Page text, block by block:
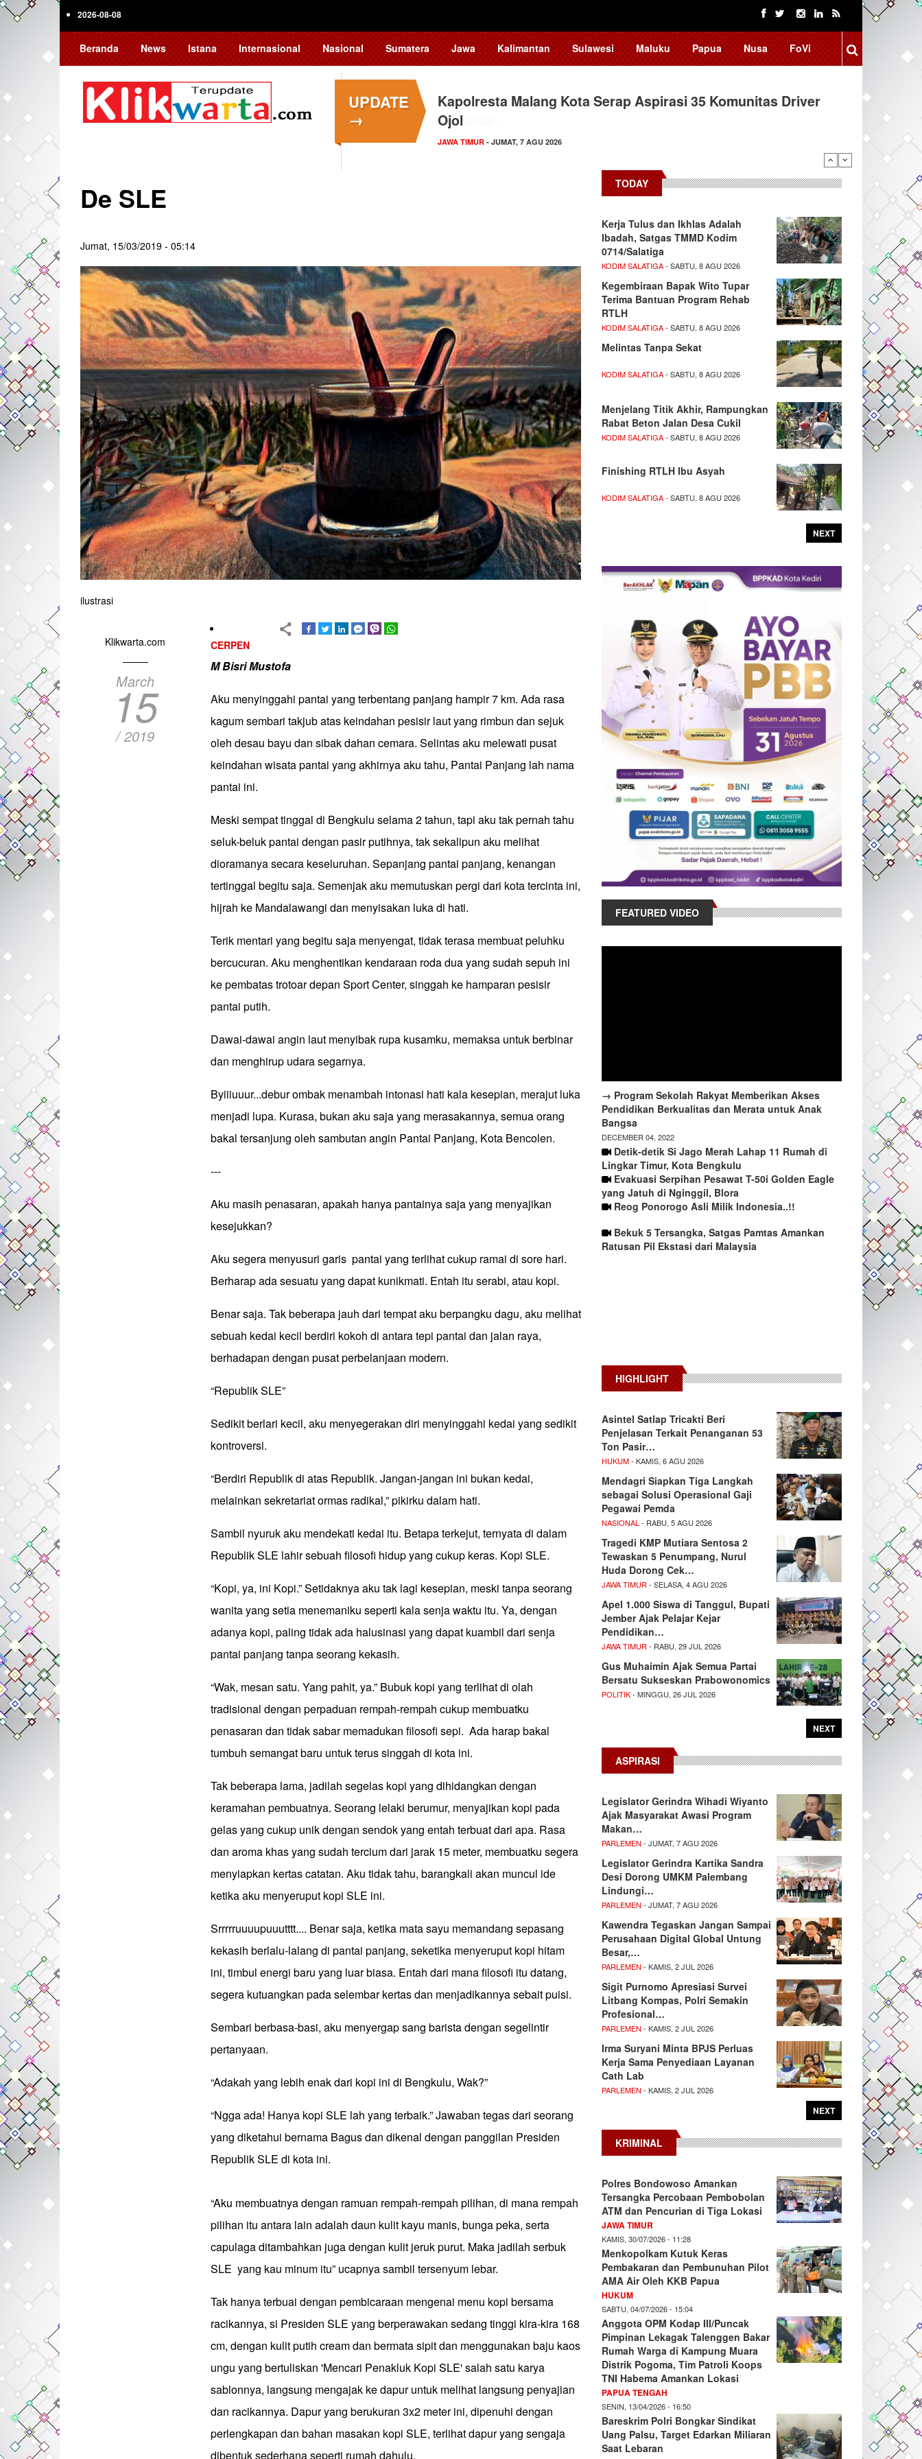
Skip
2026-08-08
Beranda News Istana Internasional Nasional Sumatera Jawa Kalimantan Sulawesi Maluku Papua Nusa FoVi
UPDATE
→
Kapolresta Malang Kota Serap Aspirasi 35 Komunitas Driver
Ojol
JAWA TIMUR - JUMAT, 7 AGU 2026
De SLE
Jumat, 15/03/2019 - 05:14
ilustrasi
Klikwarta.com
March
15
/ 2019
CERPEN
M Bisri Mustofa
Aku menyinggahi pantai yang terbentang panjang hampir 7 km. Ada rasa
kagum sembari takjub atas keindahan pesisir laut yang rimbun dan sejuk
oleh desau bayu dan sibak dahan cemara. Selintas aku melewati pusat
keindahan wisata pantai yang akhirnya aku tahu, Pantai Panjang lah nama
pantai ini.
Meski sempat tinggal di Bengkulu selama 2 tahun, tapi aku tak pernah tahu
seluk-beluk pantai dengan pasir putihnya, tak sekalipun aku melihat
dioramanya secara keseluruhan. Sepanjang pantai panjang, kenangan
tertinggal begitu saja. Semenjak aku memutuskan pergi dari kota tercinta ini,
hijrah ke Mandalawangi dan menyisakan luka di hati.
Terik mentari yang begitu saja menyengat, tidak terasa membuat peluhku
bercucuran. Aku menghentikan kendaraan roda dua yang sudah sepuh ini
ke pembatas trotoar depan Sport Center, singgah ke hamparan pesisir
pantai putih.
Dawai-dawai angin laut menyibak rupa kusamku, memaksa untuk berbinar
dan menghirup udara segarnya.
Byiiiuuur...debur ombak menambah intonasi hati kala kesepian, merajut luka
menjadi lupa. Kurasa, bukan aku saja yang merasakannya, semua orang
bakal tersanjung oleh sambutan angin Pantai Panjang, Kota Bencolen.
---
Aku masih penasaran, apakah hanya pantainya saja yang menyajikan
kesejukkan?
Aku segera menyusuri garis pantai yang terlihat cukup ramai di sore hari.
Berharap ada sesuatu yang dapat kunikmati. Entah itu serabi, atau kopi.
Benar saja. Tak beberapa jauh dari tempat aku berpangku dagu, aku melihat
sebuah kedai kecil berdiri kokoh di antara tepi pantai dan jalan raya,
berhadapan dengan pusat perbelanjaan modern.
“Republik SLE”
Sedikit berlari kecil, aku menyegerakan diri menyinggahi kedai yang sedikit
kontroversi.
“Berdiri Republik di atas Republik. Jangan-jangan ini bukan kedai,
melainkan sekretariat ormas radikal,” pikirku dalam hati.
Sambil nyuruk aku mendekati kedai itu. Betapa terkejut, ternyata di dalam
Republik SLE lahir sebuah filosofi hidup yang cukup keras. Kopi SLE.
“Kopi, ya, ini Kopi.” Setidaknya aku tak lagi kesepian, meski tanpa seorang
wanita yang setia menemaniku seperti kala senja waktu itu. Ya, dengan
adanya kopi, paling tidak ada halusinasi yang dapat kuambil dari senja
pantai panjang tanpa seorang kekasih.
“Wak, mesan satu. Yang pahit, ya.” Bubuk kopi yang terlihat di olah
tradisional dengan perpaduan rempah-rempah cukup membuatku
penasaran dan tidak sabar memadukan filosofi sepi. Ada harap bakal
tumbuh semangat baru untuk terus singgah di kota ini.
Tak beberapa lama, jadilah segelas kopi yang dihidangkan dengan
keramahan pembuatnya. Seorang lelaki berumur, menyajikan kopi pada
gelas yang cukup unik dengan sendok yang entah terbuat dari apa. Rasa
dan aroma khas yang sudah tercium dari jarak 15 meter, membuatku segera
menyiapkan kertas catatan. Aku tidak tahu, barangkali akan muncul ide
ketika aku menyeruput kopi SLE ini.
Srrrrruuuupuuutttt.... Benar saja, ketika mata sayu memandang sepasang
kekasih berlalu-lalang di pantai panjang, seketika menyeruput kopi hitam
ini, timbul energi baru yang luar biasa. Entah dari mana filosofi itu datang,
segera kutuangkan pada selembar kertas dan menjadikannya sebait puisi.
Sembari berbasa-basi, aku menyergap sang barista dengan segelintir
pertanyaan.
“Adakah yang lebih enak dari kopi ini di Bengkulu, Wak?”
“Ngga ada! Hanya kopi SLE lah yang terbaik.” Jawaban tegas dari seorang
yang diketahui bernama Bagus dan dikenal dengan panggilan Presiden
Republik SLE di kota ini.
“Aku membuatnya dengan ramuan rempah-rempah pilihan, di mana rempah
pilihan itu antara lain adalah daun kulit kayu manis, bunga peka, serta
capulaga ditambahkan juga dengan kulit jeruk purut. Maka jadilah serbuk
SLE yang kau minum itu” ucapnya sambil tersenyum lebar.
Tak hanya terbuai dengan pembicaraan mengenai menu kopi bersama
racikannya, si Presiden SLE yang berperawakan sedang tinggi kira-kira 168
cm, dengan kulit putih cream dan bermata sipit dan menggunakan baju kaos
ungu yang bertuliskan 'Mencari Penakluk Kopi SLE' salah satu karya
sablonnya, langsung mengajak ke dapur untuk melihat langsung penyajian
dan racikannya. Dapur yang berukuran 3x2 meter ini, dipenuhi dengan
perlengkapan dan bahan masakan kopi SLE, terlihat dapur yang sengaja
dibentuk sederhana seperti rumah dahulu.
TODAY
Kerja Tulus dan Ikhlas Adalah
Ibadah, Satgas TMMD Kodim
0714/Salatiga
KODIM SALATIGA- SABTU, 8 AGU 2026
Kegembiraan Bapak Wito Tupar
Terima Bantuan Program Rehab
RTLH
KODIM SALATIGA- SABTU, 8 AGU 2026
Melintas Tanpa Sekat
KODIM SALATIGA- SABTU, 8 AGU 2026
Menjelang Titik Akhir, Rampungkan
Rabat Beton Jalan Desa Cukil
KODIM SALATIGA- SABTU, 8 AGU 2026
Finishing RTLH Ibu Asyah
KODIM SALATIGA- SABTU, 8 AGU 2026
NEXT
FEATURED VIDEO
→ Program Sekolah Rakyat Memberikan Akses
Pendidikan Berkualitas dan Merata untuk Anak
Bangsa
DECEMBER 04, 2022
Detik-detik Si Jago Merah Lahap 11 Rumah di
Lingkar Timur, Kota Bengkulu
Evakuasi Serpihan Pesawat T-50i Golden Eagle
yang Jatuh di Nginggil, Blora
Reog Ponorogo Asli Milik Indonesia..!!
Bekuk 5 Tersangka, Satgas Pamtas Amankan
Ratusan Pil Ekstasi dari Malaysia
HIGHLIGHT
Asintel Satlap Tricakti Beri
Penjelasan Terkait Penanganan 53
Ton Pasir…
HUKUM- KAMIS, 6 AGU 2026
Mendagri Siapkan Tiga Langkah
sebagai Solusi Operasional Gaji
Pegawai Pemda
NASIONAL - RABU, 5 AGU 2026
Tragedi KMP Mutiara Sentosa 2
Tewaskan 5 Penumpang, Nurul
Huda Dorong Cek…
JAWA TIMUR - SELASA, 4 AGU 2026
Apel 1.000 Siswa di Tanggul, Bupati
Jember Ajak Pelajar Kejar
Pendidikan…
JAWA TIMUR - RABU, 29 JUL 2026
Gus Muhaimin Ajak Semua Partai
Bersatu Sukseskan Prabowonomics
POLITIK- MINGGU, 26 JUL 2026
NEXT
ASPIRASI
Legislator Gerindra Wihadi Wiyanto
Ajak Masyarakat Awasi Program
Makan…
PARLEMEN - JUMAT, 7 AGU 2026
Legislator Gerindra Kartika Sandra
Desi Dorong UMKM Palembang
Lindungi…
PARLEMEN - JUMAT, 7 AGU 2026
Kawendra Tegaskan Jangan Sampai
Perusahaan Digital Global Untung
Besar,…
PARLEMEN - KAMIS, 2 JUL 2026
Sigit Purnomo Apresiasi Survei
Litbang Kompas, Polri Semakin
Profesional…
PARLEMEN - KAMIS, 2 JUL 2026
Irma Suryani Minta BPJS Perluas
Kerja Sama Penyediaan Layanan
Cath Lab
PARLEMEN - KAMIS, 2 JUL 2026
NEXT
KRIMINAL
Polres Bondowoso Amankan
Tersangka Percobaan Pembobolan
ATM dan Pencurian di Tiga Lokasi
JAWA TIMUR
KAMIS, 30/07/2026 - 11:28
Menkopolkam Kutuk Keras
Pembakaran dan Pembunuhan Pilot
AMA Air Oleh KKB Papua
HUKUM
SABTU, 04/07/2026 - 15:04
Anggota OPM Kodap III/Puncak
Pimpinan Lekagak Talenggen Bakar
Rumah Warga di Kampung Muara
Distrik Pogoma, Tim Patroli Koops
TNI Habema Amankan Lokasi
PAPUA TENGAH
SENIN, 13/04/2026 - 16:50
Bareskrim Polri Bongkar Sindikat
Uang Palsu, Target Edarkan Miliaran
Saat Lebaran